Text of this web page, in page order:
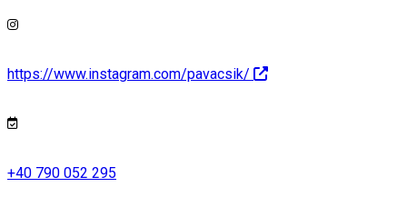
https://www.instagram.com/pavacsik/
+40 790 052 295